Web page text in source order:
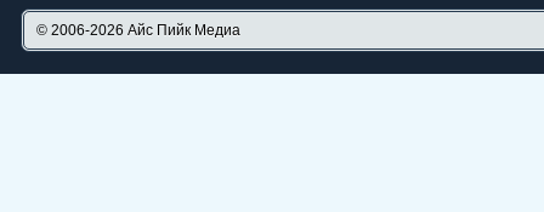
© 2006-2026 Айс Пийк Медиа